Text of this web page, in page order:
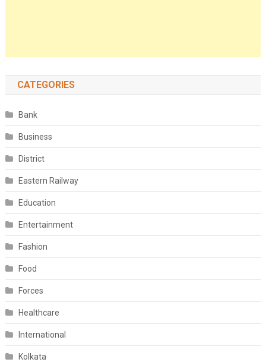
CATEGORIES
Bank
Business
District
Eastern Railway
Education
Entertainment
Fashion
Food
Forces
Healthcare
International
Kolkata